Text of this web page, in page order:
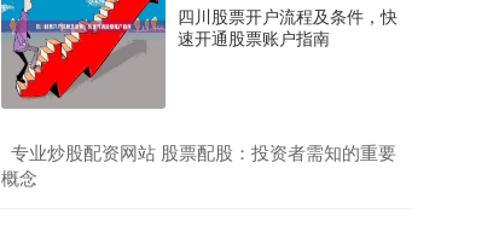
四川股票开户流程及条件，快
速开通股票账户指南
​专业炒股配资网站 股票配股：投资者需知的重要
概念